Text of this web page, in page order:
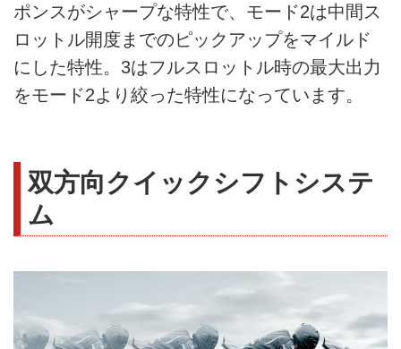
ポンスがシャープな特性で、モード2は中間ス
ロットル開度までのピックアップをマイルド
にした特性。3はフルスロットル時の最大出力
をモード2より絞った特性になっています。
双方向クイックシフトシステ
ム